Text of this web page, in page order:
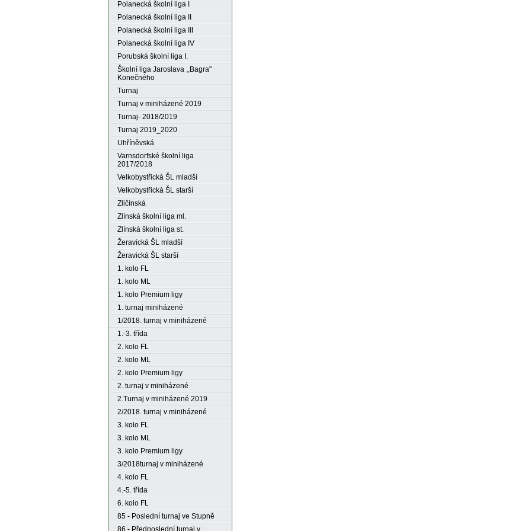
Polanecká školní liga I
Polanecká školní liga II
Polanecká školní liga III
Polanecká školní liga IV
Porubská školní liga I.
Školní liga Jaroslava ,,Bagra"
Konečného
Turnaj
Turnaj v miniházené 2019
Turnaj- 2018/2019
Turnaj 2019_2020
Uhříněvská
Varnsdorfské školní liga
2017/2018
Velkobystřická ŠL mladší
Velkobystřická ŠL starší
Zličínská
Zlínská školní liga ml.
Zlínská školní liga st.
Žeravická ŠL mladší
Žeravická ŠL starší
1. kolo FL
1. kolo ML
1. kolo Premium ligy
1. turnaj miniházené
1/2018. turnaj v miniházené
1.-3. třída
2. kolo FL
2. kolo ML
2. kolo Premium ligy
2. turnaj v miniházené
2.Turnaj v miniházené 2019
2/2018. turnaj v miniházené
3. kolo FL
3. kolo ML
3. kolo Premium ligy
3/2018turnaj v miniházené
4. kolo FL
4.-5. třída
6. kolo FL
85 - Poslední turnaj ve Stupně
86 - Předposlední turnaj v